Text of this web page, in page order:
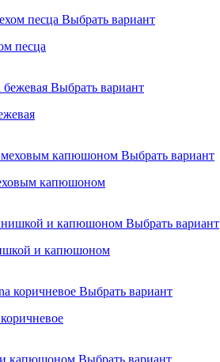
Выбрать вариант
песца
Выбрать вариант
Выбрать вариант
капюшоном
Выбрать вариант
и капюшоном
Выбрать вариант
Выбрать вариант